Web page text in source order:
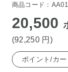
商品コード：
20,500
(92,250 円 )
ポイント/カ